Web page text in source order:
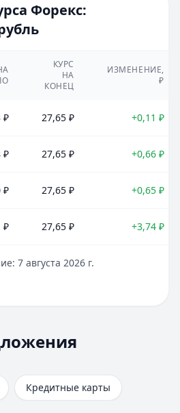
Форекс:
КУРС
НА
КОНЕЦ
ИЗМЕНЕНИЕ,
₽
₽ 27,65 ₽ +0,11 ₽
₽ 27,65 ₽ +0,66 ₽
₽ 27,65 ₽ +0,65 ₽
₽ 27,65 ₽ +3,74 ₽
7 августа 2026 г.
₽
Кредитные карты